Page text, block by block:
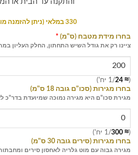
330 במלאי (ניתן להזמנה מוקדמת)
בחרו מידת מטבח (ס"מ) *
ציינו רק את גודל השיש התחתון, החלק העליון
(
24 ₪
/1 יח')
בחרו מגירות (סכו"ם גובה 18 ס"מ)
מגירת סכו"ם היא מגירה נמוכה שמיועדת בדר"כ
(
300 ₪
/1 יח')
בחרו מגירות (סירים גובה 30 ס"מ)
מגירה גבוה עם מוט גלריה לאחסון סירים